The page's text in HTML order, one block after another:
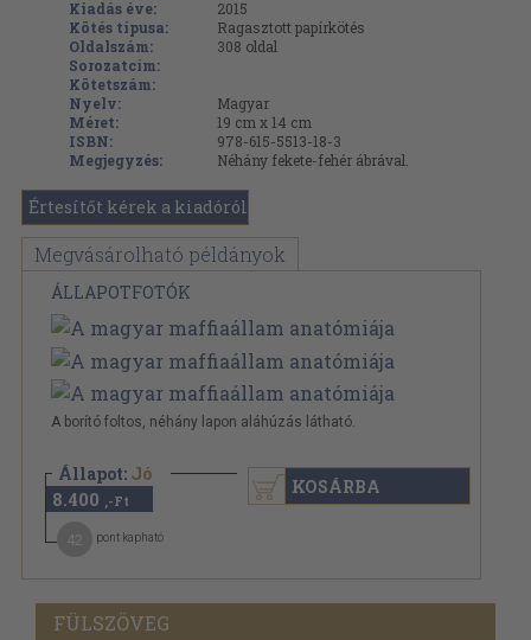
Kiadás éve:
2015
Kötés típusa:
Ragasztott papírkötés
Oldalszám:
308 oldal
Sorozatcím:
Kötetszám:
Nyelv:
Magyar
Méret:
19 cm x 14 cm
ISBN:
978-615-5513-18-3
Megjegyzés:
Néhány fekete-fehér ábrával.
Értesítőt kérek a kiadóról
Megvásárolható példányok
ÁLLAPOTFOTÓK
A borító foltos, néhány lapon aláhúzás látható.
Állapot: Jó
8.400 ,-Ft
pont kapható
KOSÁRBA
FÜLSZÖVEG